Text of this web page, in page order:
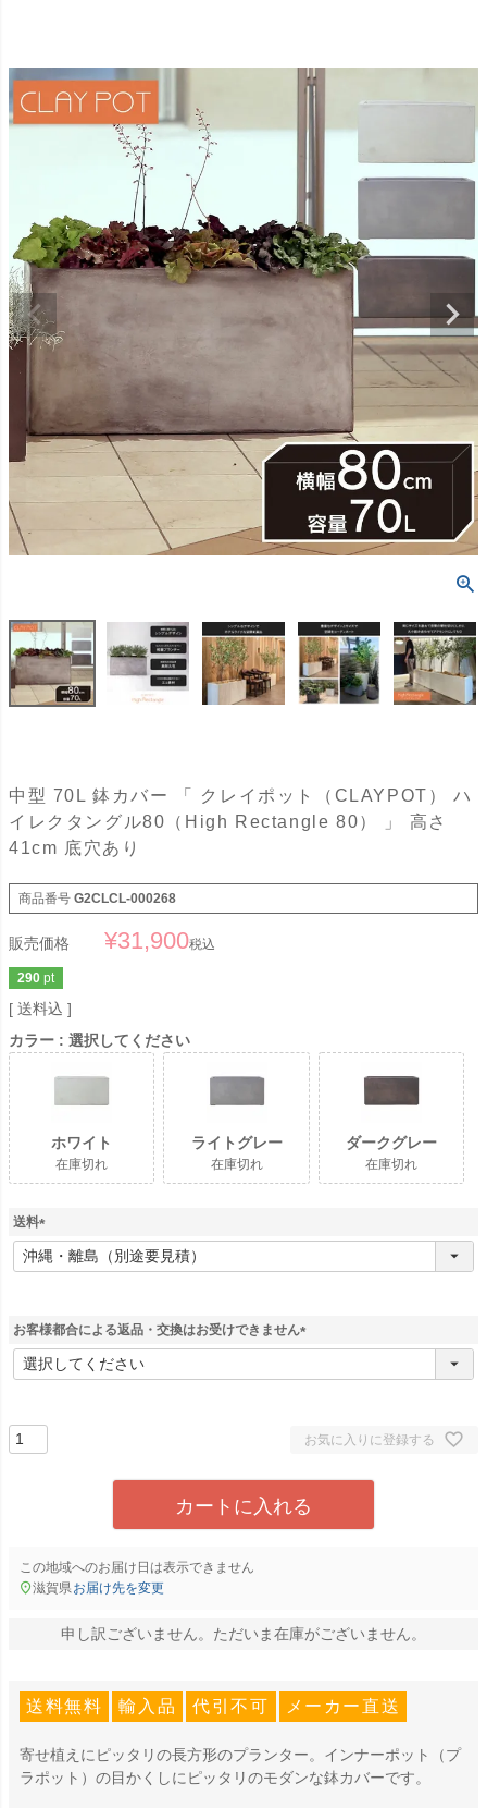
中型 70L 鉢カバー 「 クレイポット（CLAYPOT） ハ
イレクタングル80（High Rectangle 80） 」 高さ
41cm 底穴あり
商品番号 G2CLCL-000268
販売価格 ¥31,900税込
290 pt
送料込
カラー
選択してください
ホワイト
在庫切れ
ライトグレー
在庫切れ
ダークグレー
在庫切れ
送料
(
必
お客様都合による返品・交換はお受けできません
(
お気に入りに登録する
カートに入れる
この地域へのお届け日は表示できません
滋賀県 お届け先を変更
申し訳ございません。ただいま在庫がございません。
送料無料 輸入品 代引不可 メーカー直送
寄せ植えにピッタリの長方形のプランター。インナーポット（プ
ラポット）の目かくしにピッタリのモダンな鉢カバーです。